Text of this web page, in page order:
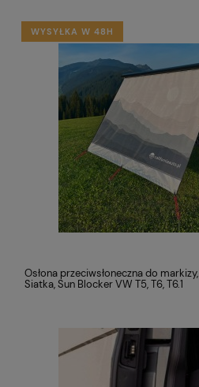
Osłona przeciwsłoneczna do markizy,
Siatka, Sun Blocker VW T5, T6, T6.1
WYSYŁKA W 48H